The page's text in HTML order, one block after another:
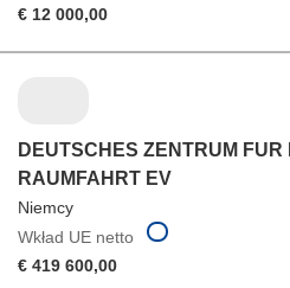
€ 12 000,00
DEUTSCHES ZENTRUM FUR
RAUMFAHRT EV
Niemcy
Wkład UE netto
€ 419 600,00